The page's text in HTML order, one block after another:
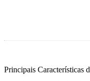
Principais Características